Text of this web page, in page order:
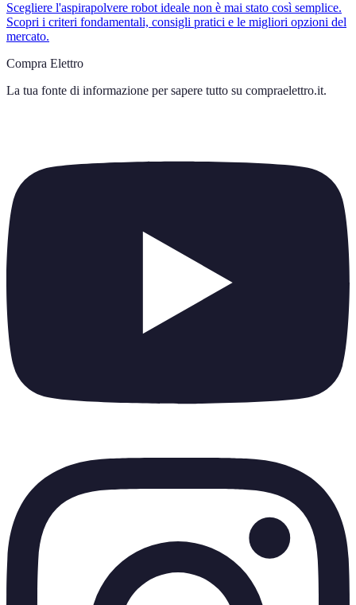
Scegliere l'aspirapolvere robot ideale non è mai stato così semplice.
Scopri i criteri fondamentali, consigli pratici e le migliori opzioni del
mercato.
Compra Elettro
La tua fonte di informazione per sapere tutto su compraelettro.it.